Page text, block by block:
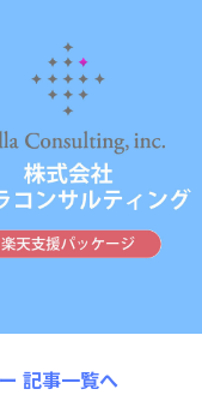
記事一覧へ